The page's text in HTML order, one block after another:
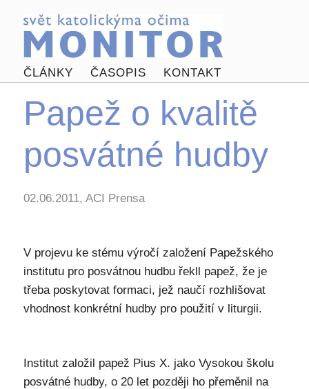
ČLÁNKY ČASOPIS KONTAKT
Papež o kvalitě
posvátné hudby
02.06.2011, ACI Prensa
V projevu ke stému výročí založení Papežského
institutu pro posvátnou hudbu řekll papež, že je
třeba poskytovat formaci, jež naučí rozhlišovat
vhodnost konkrétní hudby pro použití v liturgii.
Institut založil papež Pius X. jako Vysokou školu
posvátné hudby, o 20 let později ho přeměnil na